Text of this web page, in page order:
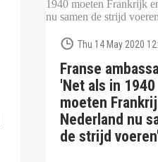
Thu 14 May 2020
Franse
'Net als in 1940
moeten
Nederland nu
de strijd